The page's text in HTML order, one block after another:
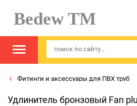
Bedew TM
Фитинги и аксессуары для ПВХ труб
Удлинитель бронзовый Fan